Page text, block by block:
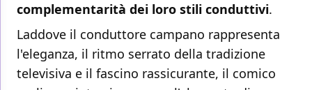
complementarità dei loro stili conduttivi.
Laddove il conduttore campano rappresenta
l'eleganza, il ritmo serrato della tradizione
televisiva e il fascino rassicurante, il comico